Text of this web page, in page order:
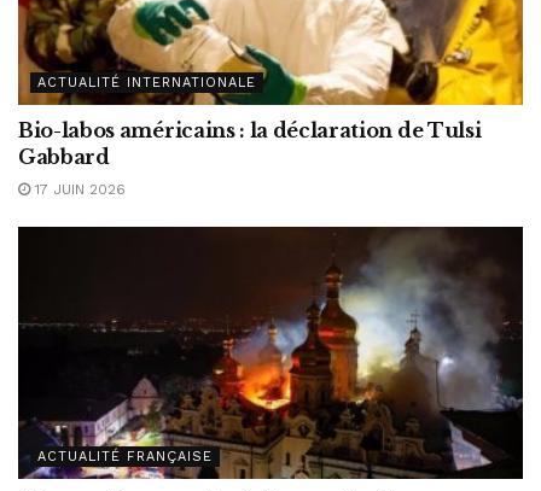
ACTUALITÉ INTERNATIONALE
Bio-labos américains : la déclaration de Tulsi
Gabbard
17 JUIN 2026
ACTUALITÉ FRANÇAISE